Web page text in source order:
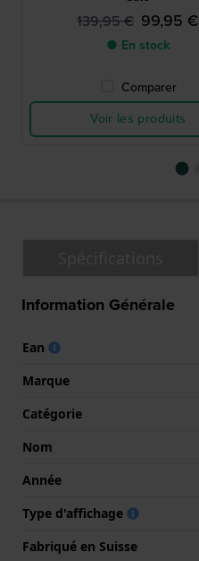
139,95 € 99,95 €
● En stock
Comparer
Voir les produits
Information Générale
Ean
Marque
Catégorie
Nom
Année
Type d'affichage
Fabriqué en Suisse